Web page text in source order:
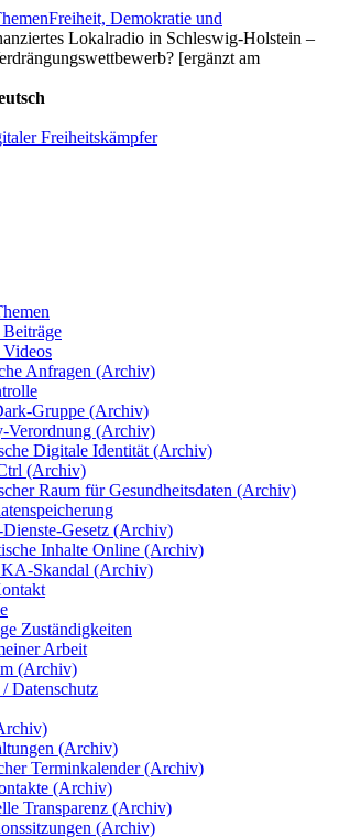
Freiheit, Demokratie und
Lokalradio in Schleswig-Holstein –
[ergänzt am
Beiträge
Videos
Anfragen (Archiv)
Gruppe (Archiv)
Verordnung (Archiv)
Digitale Identität (Archiv)
(Archiv)
Raum für Gesundheitsdaten (Archiv)
Gesetz (Archiv)
Inhalte Online (Archiv)
Skandal (Archiv)
Zuständigkeiten
Arbeit
(Archiv)
Datenschutz
(Archiv)
Terminkalender (Archiv)
(Archiv)
Transparenz (Archiv)
(Archiv)